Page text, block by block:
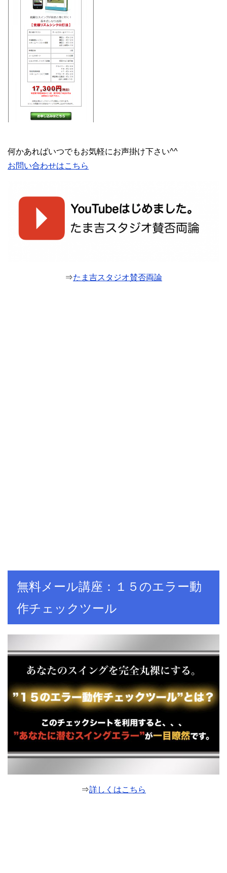
何かあればいつでもお気軽にお声掛け下さい^^
お問い合わせはこちら
⇒たま吉スタジオ賛否両論
無料メール講座：１５のエラー動
作チェックツール
⇒詳しくはこちら